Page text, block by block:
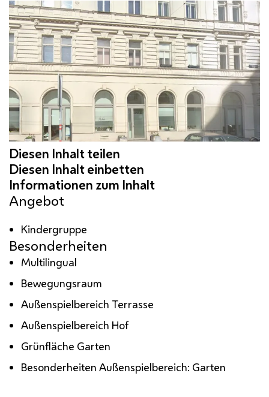
Angebot
Kindergruppe
Besonderheiten
Multilingual
Bewegungsraum
Außenspielbereich Terrasse
Außenspielbereich Hof
Grünfläche Garten
Besonderheiten Außenspielbereich: Garten